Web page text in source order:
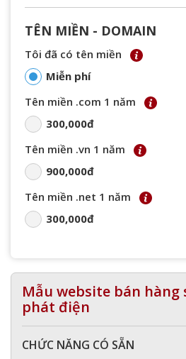
TÊN MIỀN - DOMAIN
Tôi đã có tên miền
Miễn phí
Tên miền .com 1 năm
300,000đ
Tên miền .vn 1 năm
900,000đ
Tên miền .net 1 năm
300,000đ
Mẫu website bán hàng
phát điện
CHỨC NĂNG CÓ SẴN